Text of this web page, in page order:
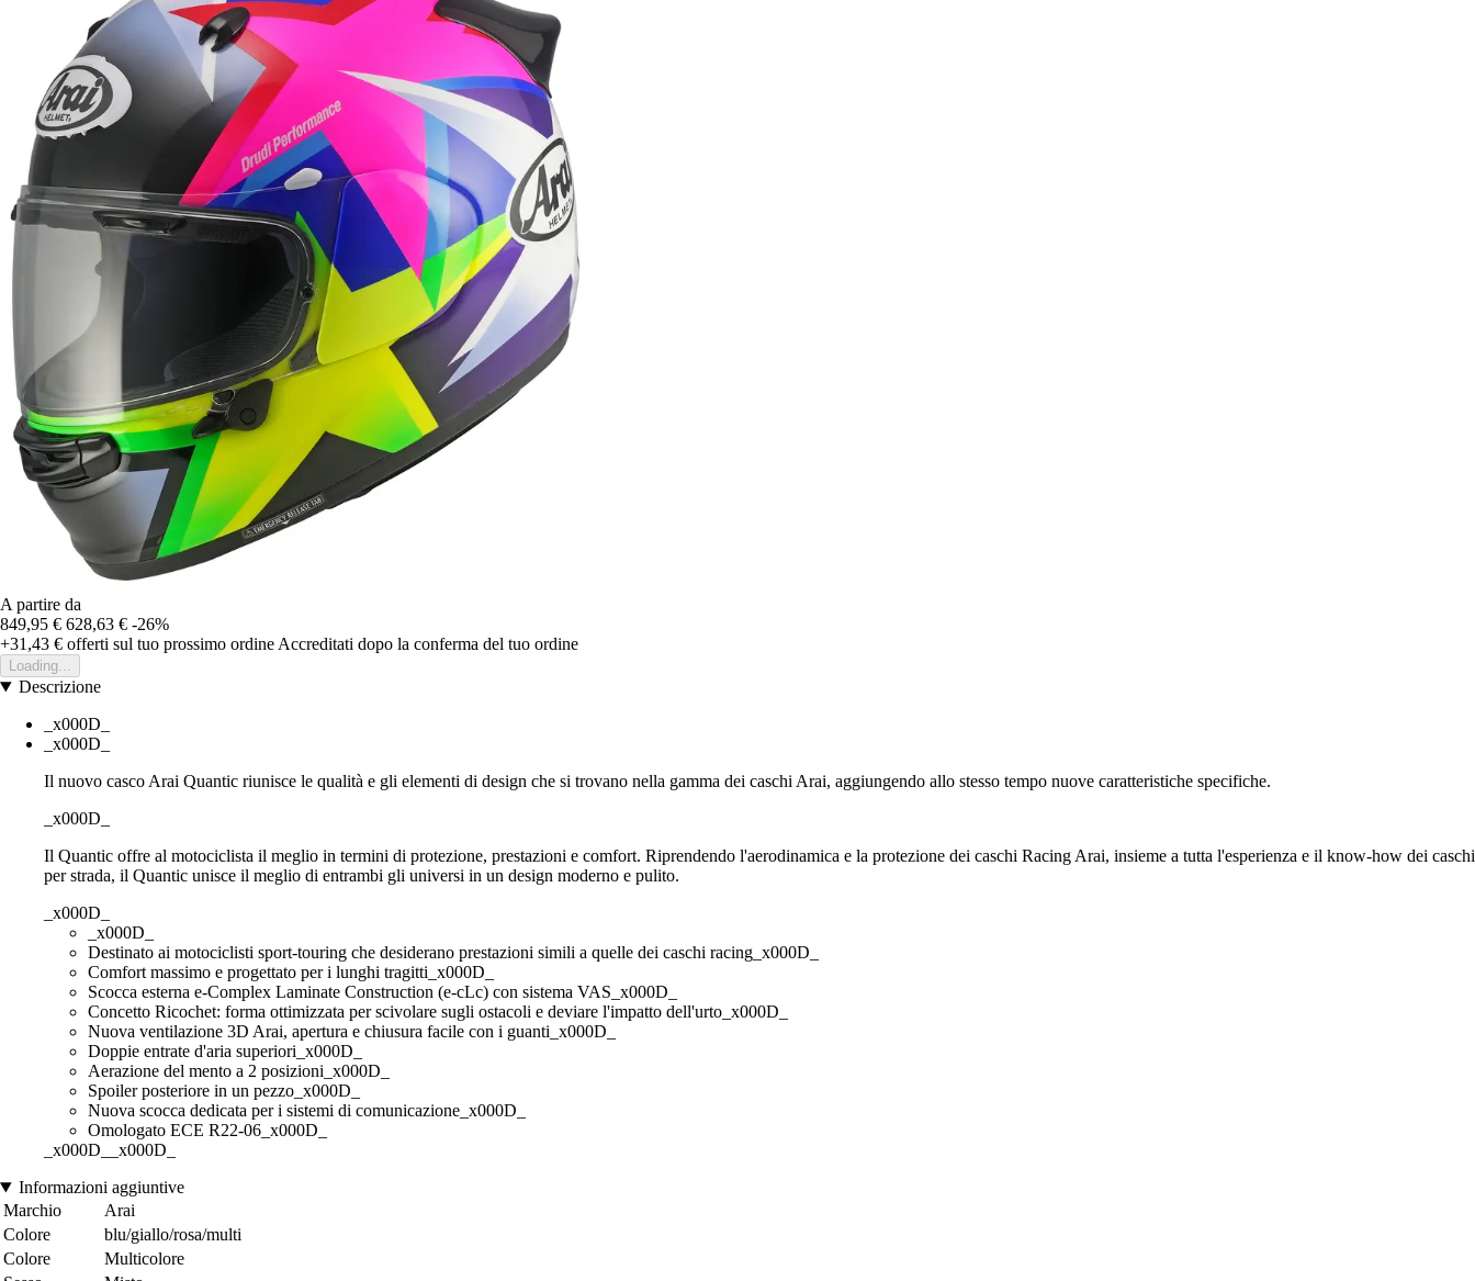
A partire da
849,95 € 628,63 € -26%
+31,43 € offerti sul tuo prossimo ordine Accreditati dopo la conferma del tuo ordine
Loading...
Descrizione
_x000D_
_x000D_
Il nuovo casco Arai Quantic riunisce le qualità e gli elementi di design che si trovano nella gamma dei caschi Arai, aggiungendo allo stesso tempo nuove caratteristiche specifiche.
_x000D_
Il Quantic offre al motociclista il meglio in termini di protezione, prestazioni e comfort. Riprendendo l'aerodinamica e la protezione dei caschi Racing Arai, insieme a tutta l'esperienza e il know-how dei caschi
per strada, il Quantic unisce il meglio di entrambi gli universi in un design moderno e pulito.
_x000D_
_x000D_
Destinato ai motociclisti sport-touring che desiderano prestazioni simili a quelle dei caschi racing_x000D_
Comfort massimo e progettato per i lunghi tragitti_x000D_
Scocca esterna e-Complex Laminate Construction (e-cLc) con sistema VAS_x000D_
Concetto Ricochet: forma ottimizzata per scivolare sugli ostacoli e deviare l'impatto dell'urto_x000D_
Nuova ventilazione 3D Arai, apertura e chiusura facile con i guanti_x000D_
Doppie entrate d'aria superiori_x000D_
Aerazione del mento a 2 posizioni_x000D_
Spoiler posteriore in un pezzo_x000D_
Nuova scocca dedicata per i sistemi di comunicazione_x000D_
Omologato ECE R22-06_x000D_
_x000D__x000D_
Informazioni aggiuntive
Marchio
Arai
Colore
blu/giallo/rosa/multi
Colore
Multicolore